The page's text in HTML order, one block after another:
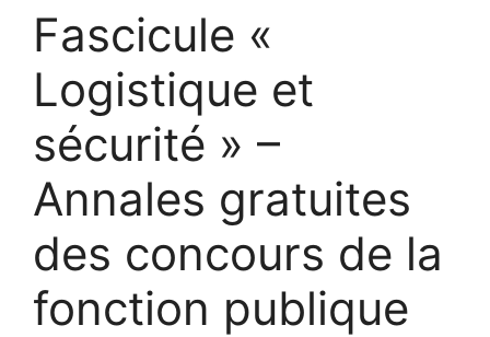
Fascicule «
Logistique et
sécurité » –
Annales gratuites
des concours de la
fonction publique